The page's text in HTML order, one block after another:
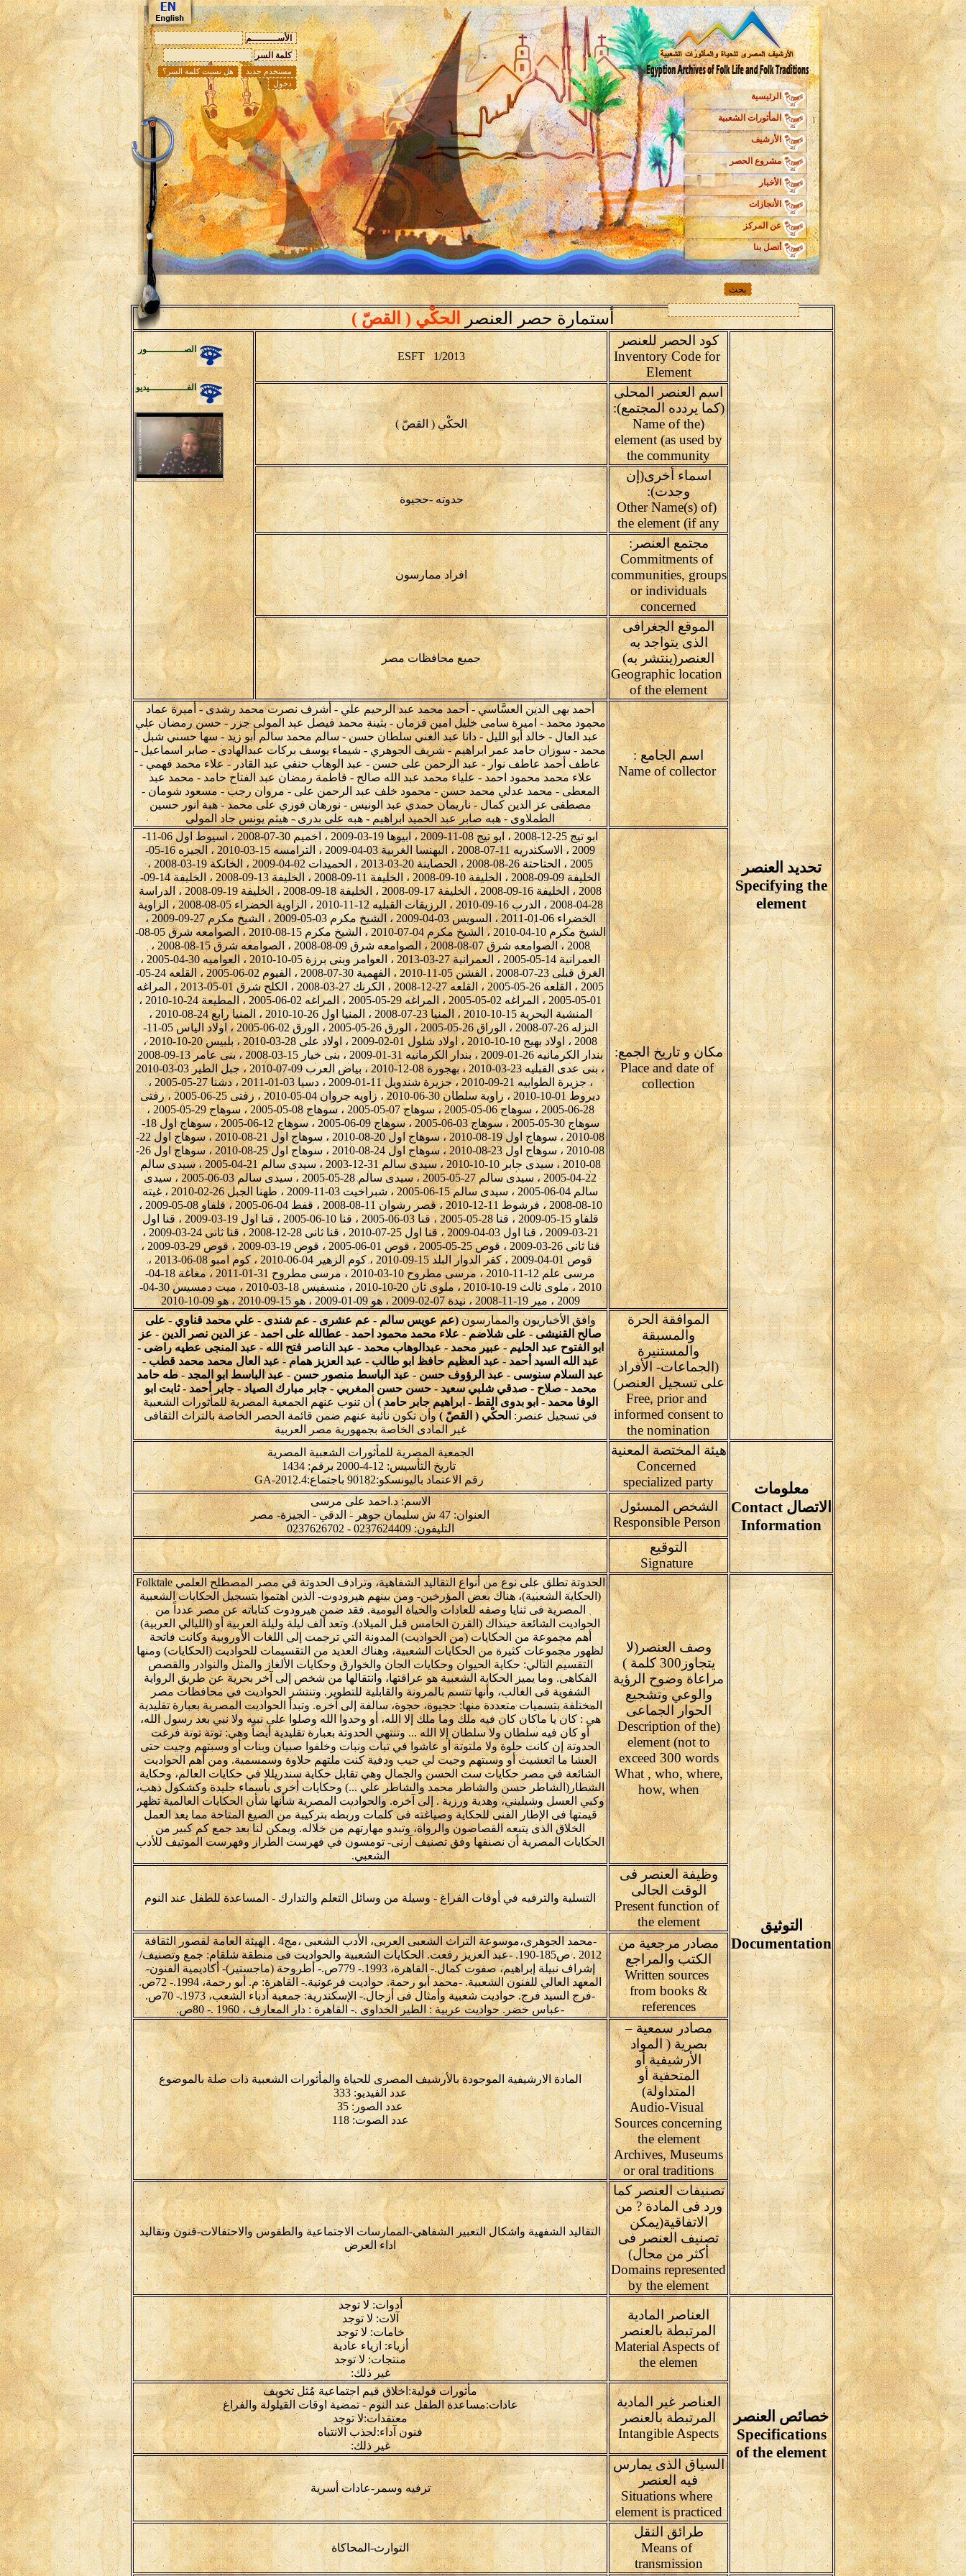
الأســـــــــم
كلمة السر
الرئيسية
المأثورات الشعبية
الأرشيف
مشروع الحصر
الأخبار
الأنجازات
عن المركز
أتصل بنا
أستمارة حصر العنصرالحكْي ( القصّ )
تحديد العنصر
Specifying the
element
كود الحصر للعنصر
Inventory Code for
Element
ESFT 1/2013
الصـــــــــــــور
الفـــــــــــــيديو
اسم العنصر المحلى
(كما يردده المجتمع):
(Name of the
element (as used by
the community
الحكْي ( القصّ )
اسماء أخرى(إن
وجدت):
(Other Name(s) of
the element (if any
حدوته -حجيوة
مجتمع العنصر:
Commitments of
communities, groups
or individuals
concerned
افراد ممارسون
الموقع الجغرافى
الذى يتواجد به
العنصر(ينتشر به)
Geographic location
of the element
جميع محافظات مصر
اسم الجامع :
Name of collector
أحمد بهى الدين العسَّاسي - أحمد محمد عبد الرحيم علي - أشرف نصرت محمد رشدى - أميرة عماد
محمود محمد - اميرة سامى خليل امين قزمان - بثينة محمد فيصل عبد المولى جزر - حسن رمضان علي
عبد العال - خالد أبو الليل - دانا عبد الغني سلطان حسن - سالم محمد سالم أبو زيد - سها حسني شبل
محمد - سوزان حامد عمر ابراهيم - شريف الجوهري - شيماء يوسف بركات عبدالهادى - صابر اسماعيل -
عاطف أحمد عاطف نوار - عبد الرحمن على حسن - عبد الوهاب حنفي عبد القادر - علاء محمد فهمي -
علاء محمد محمود احمد - علياء محمد عبد الله صالح - فاطمة رمضان عبد الفتاح حامد - محمد عبد
المعطى - محمد عدلي محمد حسن - محمود خلف عبد الرحمن على - مروان رجب - مسعود شومان -
مصطفى عز الدين كمال - ناريمان حمدي عبد الونيس - نورهان فوزي على محمد - هبة انور حسين
الطملاوى - هبه صابر عبد الحميد ابراهيم - هبه على بدرى - هيثم يونس جاد المولى
مكان و تاريخ الجمع:
Place and date of
collection
ابو تيج 25-12-2008 ، ابو تيج 08-11-2009 ، ابيوها 19-03-2009 ، اخميم 30-07-2008 ، اسيوط اول 06-11-
2009 ، الاسكندريه 11-07-2008 ، البهنسا الغربية 03-04-2009 ، الترامسه 15-03-2010 ، الجيزه 16-05-
2005 ، الحتاحتة 26-08-2008 ، الحصاينة 20-03-2013 ، الحميدات 02-04-2009 ، الخانكة 19-03-2008 ،
الخليفة 09-09-2008 ، الخليفة 10-09-2008 ، الخليفة 11-09-2008 ، الخليفة 13-09-2008 ، الخليفة 14-09-
2008 ، الخليفة 16-09-2008 ، الخليفة 17-09-2008 ، الخليفة 18-09-2008 ، الخليفة 19-09-2008 ، الدراسة
28-04-2008 ، الدرب 16-09-2010 ، الرزيقات القبليه 12-11-2010 ، الزاوية الخضراء 05-08-2008 ، الزاوية
الخضراء 06-01-2011 ، السويس 03-04-2009 ، الشيخ مكرم 03-05-2009 ، الشيخ مكرم 27-09-2009 ،
الشيخ مكرم 10-04-2010 ، الشيخ مكرم 04-07-2010 ، الشيخ مكرم 15-08-2010 ، الصوامعه شرق 05-08-
2008 ، الصوامعه شرق 07-08-2008 ، الصوامعه شرق 09-08-2008 ، الصوامعه شرق 15-08-2008 ،
العمرانية 14-05-2005 ، العمرانية 27-03-2013 ، العوامر وبنى برزة 05-10-2010 ، العواميه 30-04-2005 ،
الغرق قبلى 23-07-2008 ، الفشن 05-11-2010 ، الفهمية 30-07-2008 ، الفيوم 02-06-2005 ، القلعه 24-05-
2005 ، القلعه 26-05-2005 ، القلعه 27-12-2008 ، الكرنك 27-03-2008 ، الكلح شرق 01-05-2013 ، المراغه
01-05-2005 ، المراغه 02-05-2005 ، المراغه 29-05-2005 ، المراغه 02-06-2005 ، المطيعة 24-10-2010 ،
المنشية البحرية 15-10-2010 ، المنيا 23-07-2008 ، المنيا اول 26-10-2010 ، المنيا رابع 24-08-2010 ،
النزله 26-07-2008 ، الوراق 26-05-2005 ، الورق 26-05-2005 ، الورق 02-06-2005 ، اولاد الياس 05-11-
2008 ، اولاد بهيج 10-10-2010 ، اولاد شلول 01-02-2009 ، اولاد على 28-03-2010 ، بلبيس 20-10-2010 ،
بندار الكرمانيه 26-01-2009 ، بندار الكرمانيه 31-01-2009 ، بنى خيار 15-03-2008 ، بنى عامر 13-09-2008
، بنى عدى القبليه 23-03-2010 ، بهجورة 08-12-2010 ، بياض العرب 09-07-2010 ، جبل الطير 03-03-2010
، جزيرة الطوابيه 21-09-2010 ، جزيرة شندويل 11-01-2009 ، دسيا 03-01-2011 ، دشنا 27-05-2005 ،
ديروط 01-10-2010 ، زاوية سلطان 30-06-2010 ، زاويه جروان 04-05-2010 ، زفتى 25-06-2005 ، زفتى
28-06-2005 ، سوهاج 06-05-2005 ، سوهاج 07-05-2005 ، سوهاج 08-05-2005 ، سوهاج 29-05-2005 ،
سوهاج 30-05-2005 ، سوهاج 03-06-2005 ، سوهاج 09-06-2005 ، سوهاج 12-06-2005 ، سوهاج اول 18-
08-2010 ، سوهاج اول 19-08-2010 ، سوهاج اول 20-08-2010 ، سوهاج اول 21-08-2010 ، سوهاج اول 22-
08-2010 ، سوهاج اول 23-08-2010 ، سوهاج اول 24-08-2010 ، سوهاج اول 25-08-2010 ، سوهاج اول 26-
08-2010 ، سيدى جابر 10-10-2010 ، سيدى سالم 31-12-2003 ، سيدى سالم 21-04-2005 ، سيدى سالم
22-04-2005 ، سيدى سالم 27-05-2005 ، سيدى سالم 28-05-2005 ، سيدى سالم 03-06-2005 ، سيدى
سالم 04-06-2005 ، سيدى سالم 15-06-2005 ، شبراخيت 03-11-2009 ، طهنا الجبل 26-02-2010 ، غيته
10-08-2008 ، فرشوط 11-12-2010 ، قصر رشوان 11-08-2008 ، قفط 04-06-2005 ، قلفاو 08-05-2009 ،
قلفاو 15-05-2009 ، قنا 28-05-2005 ، قنا 03-06-2005 ، قنا 10-06-2005 ، قنا اول 19-03-2009 ، قنا اول
21-03-2009 ، قنا اول 03-04-2009 ، قنا اول 25-07-2010 ، قنا ثانى 28-12-2008 ، قنا ثانى 24-03-2009 ،
قنا ثانى 26-03-2009 ، قوص 25-05-2005 ، قوص 01-06-2005 ، قوص 19-03-2009 ، قوص 29-03-2009 ،
قوص 01-04-2009 ، كفر الدوار البلد 15-09-2010 ، كوم الزهير 04-06-2010 ، كوم امبو 08-06-2013 ،
مرسى علم 12-11-2010 ، مرسى مطروح 10-03-2010 ، مرسى مطروح 31-01-2011 ، مغاغة 18-04-
2010 ، ملوى ثالث 19-10-2010 ، ملوى ثان 20-10-2010 ، منسفيس 18-03-2010 ، ميت دمسيس 30-04-
2009 ، مير 19-11-2008 ، نيدة 07-02-2009 ، هو 09-01-2009 ، هو 15-09-2010 ، هو 09-10-2010
الموافقة الحرة
والمسبقة
والمستنيرة
(الجماعات- الأفراد
على تسجيل العنصر)
Free, prior and
informed consent to
the nomination
وافق الأخباريون والممارسون(عم عويس سالم - عم عشرى - عم شندى - علي محمد قناوي - على
صالح القنيشى - على شلاضم - علاء محمد محمود احمد - عطالله على احمد - عز الدين نصر الدين - عز
ابو الفتوح عبد الحليم - عبير محمد - عبدالوهاب محمد - عبد الناصر فتح الله - عبد المنجى عطيه راضى -
عبد الله السيد أحمد - عبد العظيم حافظ ابو طالب - عبد العزيز همام - عبد العال محمد محمد قطب -
عبد السلام سنوسى - عبد الرؤوف حسن - عبد الباسط منصور حسن - عبد الباسط ابو المجد - طه حامد
محمد - صلاح - صدقي شلبي سعيد - حسن حسن المغربي - جابر مبارك الصياد - جابر أحمد - ثابت ابو
الوفا محمد - ابو بدوى القط - ابراهيم جابر حامد )أن تنوب عنهم الجمعية المصرية للمأثورات الشعبية
في تسجيل عنصر: الحكْي ( القصّ )وأن تكون نأئبة عنهم ضمن قائمة الحصر الخاصة بالتراث الثقافى
غير المادى الخاصة بجمهورية مصر العربية
معلومات
الاتصال Contact
Information
هيئة المختصة المعنية
Concerned
specialized party
الجمعية المصرية للمأثورات الشعبية المصرية
تاريخ التأسيس: 12-4-2000 برقم: 1434
رقم الاعتماد باليونسكو:90182 باجتماع:4.GA-2012
الشخص المسئول
Responsible Person
الاسم: د.احمد على مرسى
العنوان: 47 ش سليمان جوهر - الدقي - الجيزة- مصر
التليفون: 0237624409 - 0237626702
التوقيع
Signature
التوثيق
Documentation
وصف العنصر(لا
يتجاوز300 كلمة )
مراعاة وضوح الرؤية
والوعي وتشجيع
الحوار الجماعى
(Description of the
element (not to
exceed 300 words
What , who, where,
how, when
الحدوتة تطلق على نوع من أنواع التقاليد الشفاهية، وترادف الحدوتة في مصر المصطلح العلمي Folktale
(الحكاية الشعبية)، هناك بعض المؤرخين- ومن بينهم هيرودوت- الذين اهتموا بتسجيل الحكايات الشعبية
المصرية فى ثنايا وصفه للعادات والحياة اليومية. فقد ضمن هيرودوت كتاباته عن مصر عدداً من
الحواديت الشائعة حينذاك (القرن الخامس قبل الميلاد). وتعد ألف ليلة وليلة العربية أو (الليالي العربية)
أهم مجموعة من الحكايات (من الحواديت) المدونة التي ترجمت إلى اللغات الأوروبية وكانت فاتحة
لظهور مجموعات كثيرة من الحكايات الشعبية، وهناك العديد من التقسيمات للحواديت (الحكايات) ومنها
التقسيم التالي: حكاية الحيوان وحكايات الجان والخوارق وحكايات الألغاز والمثل والنوادر والقصص
الفكاهى. وما يميز الحكاية الشعبية هو عراقتها، وانتقالها من شخص إلى آخر بحرية عن طريق الرواية
الشفوية فى الغالب، وأنها تتسم بالمرونة والقابلية للتطوير. وتنتشر الحواديت في محافظات مصر
المختلفة بتسميات متعددة منها: حجيوة، حجوة، سالفة إلى آخره. وتبدأ الحواديت المصرية بعبارة تقليدية
هي : كان يا ماكان كان فيه ملك وما ملك إلا الله، أو وحدوا الله وصلوا على نبيه ولا نبي بعد رسول الله،
أو كان فيه سلطان ولا سلطان إلا الله ... وتنتهي الحدوتة بعبارة تقليدية أيضاً وهي: توتة توتة فرغت
الحدوتة إن كانت حلوة ولا ملتوتة أو عاشوا في تبات ونبات وخلفوا صبيان وبنات أو وسبتهم وجيت حتى
العشا ما اتعشيت أو وسبتهم وجيت لي جيب ودفية كنت ملتهم حلاوة وسمسمية. ومن أهم الحواديت
الشائعة في مصر حكايات ست الحسن والجمال وهي تقابل حكاية سندريللا في حكايات العالم، وحكاية
الشطار(الشاطر حسن والشاطر محمد والشاطر علي ...) وحكايات أخرى بأسماء جليدة وكشكول ذهب،
وكبي العسل وشيليني، وهدية ورزية . إلى آخره. والحواديت المصرية شأنها شأن الحكايات العالمية تظهر
قيمتها فى الإطار الفنى للحكاية وصياغته فى كلمات وربطه بتركيبة من الصيغ المتاحة مما يعد العمل
الخلاق الذى يتبعه القصاصون والرواة، وتبدو مهارتهم من خلاله. ويمكن لنا بعد جمع كم كبير من
الحكايات المصرية أن نصنفها وفق تصنيف آرنى- تومسون في فهرست الطراز وفهرست الموتيف للأدب
الشعبي.
وظيفة العنصر فى
الوقت الحالى
Present function of
the element
التسلية والترفيه في أوقات الفراغ - وسيلة من وسائل التعلم والتدارك - المساعدة للطفل عند النوم
مصادر مرجعية من
الكتب والمراجع
Written sources
from books &
references
-محمد الجوهرى،موسوعة التراث الشعبى العربى، الأدب الشعبى ،مج4 . الهيئة العامة لقصور الثقافة
2012 . ص185-190. -عبد العزيز رفعت. الحكايات الشعبية والحواديت فى منطقة شلقام: جمع وتصنيف/
إشراف نبيلة إبراهيم، صفوت كمال.- القاهرة، 1993.- 779ص.- أطروحة (ماجستير)- أكاديمية الفنون-
المعهد العالي للفنون الشعبية. -محمد أبو رحمة. حواديت فرعونية.- القاهرة: م. أبو رحمة، 1994.- 72ص.
-فرج السيد فرج. حواديت شعبية وأمثال فى أزجال.- الإسكندرية: جمعية أدباء الشعب، 1973.- 70ص.
-عباس خضر. حواديت عربية : الطير الخداوى .- القاهرة : دار المعارف ، 1960 .- 80ص.
مصادر سمعية –
بصرية ( المواد
الأرشيفية أو
المتحفية أو
المتداولة)
Audio-Visual
Sources concerning
the element
Archives, Museums
or oral traditions
المادة الارشيفية الموجودة بالأرشيف المصرى للحياة والمأثورات الشعبية ذات صلة بالموضوع
عدد الفيديو: 333
عدد الصور: 35
عدد الصوت: 118
تصنيفات العنصر كما
ورد فى المادة ? من
الاتفاقية(يمكن
تصنيف العنصر فى
أكثر من مجال)
Domains represented
by the element
التقاليد الشفهية واشكال التعبير الشفاهي-الممارسات الاجتماعية والطقوس والاحتفالات-فنون وتقاليد
اداء العرض
خصائص العنصر
Specifications
of the element
العناصر المادية
المرتبطة بالعنصر
Material Aspects of
the elemen
أدوات: لا توجد
آلات: لا توجد
خامات: لا توجد
أزياء: ازياء عادية
منتجات: لا توجد
غير ذلك:
العناصر غير المادية
المرتبطة بالعنصر
Intangible Aspects
مأثورات قولية:اخلاق قيم اجتماعية مُثل تخويف
عادات:مساعدة الطفل عند النوم - تمضية اوقات القيلولة والفراغ
معتقدات:لا توجد
فنون آداء:لجذب الانتباه
غير ذلك:
السياق الذى يمارس
فيه العنصر
Situations where
element is practiced
ترفيه وسمر-عادات أسرية
طرائق النقل
Means of
transmission
التوارث-المحاكاة